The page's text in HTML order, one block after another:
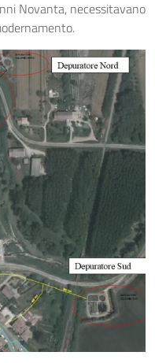
Novanta, necessitavano